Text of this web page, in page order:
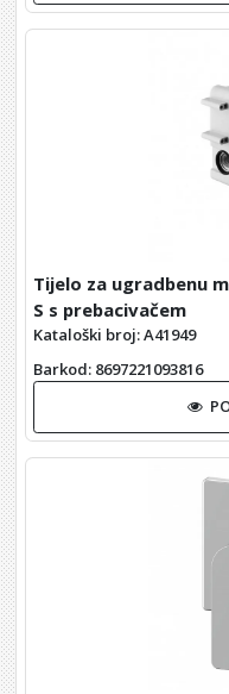
Tijelo za ugradbenu
S s prebacivačem
Kataloški broj: A41949
Barkod: 8697221093816